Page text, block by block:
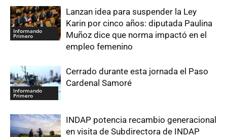
Informando
Primero
Lanzan idea para suspender la Ley
Karin por cinco años: diputada Paulina
Muñoz dice que norma impactó en el
empleo femenino
Informando
Primero
Cerrado durante esta jornada el Paso
Cardenal Samoré
INDAP potencia recambio generacional
en visita de Subdirectora de INDAP